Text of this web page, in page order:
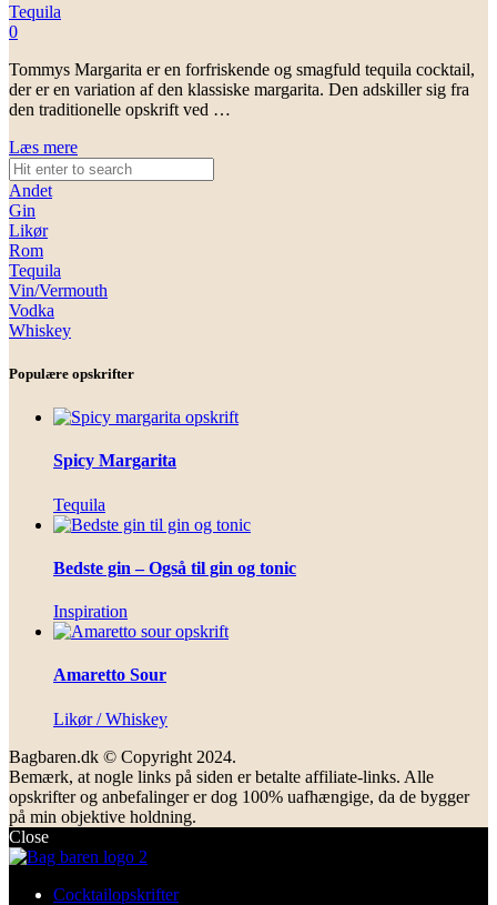
Tequila
0
Tommys Margarita er en forfriskende og smagfuld tequila cocktail,
der er en variation af den klassiske margarita. Den adskiller sig fra
den traditionelle opskrift ved …
Læs mere
Andet
Gin
Likør
Rom
Tequila
Vin/Vermouth
Vodka
Whiskey
Populære opskrifter
Spicy Margarita
Tequila
Bedste gin – Også til gin og tonic
Inspiration
Amaretto Sour
Likør / Whiskey
Bagbaren.dk © Copyright 2024.
Bemærk, at nogle links på siden er betalte affiliate-links. Alle
opskrifter og anbefalinger er dog 100% uafhængige, da de bygger
på min objektive holdning.
Close
Cocktailopskrifter